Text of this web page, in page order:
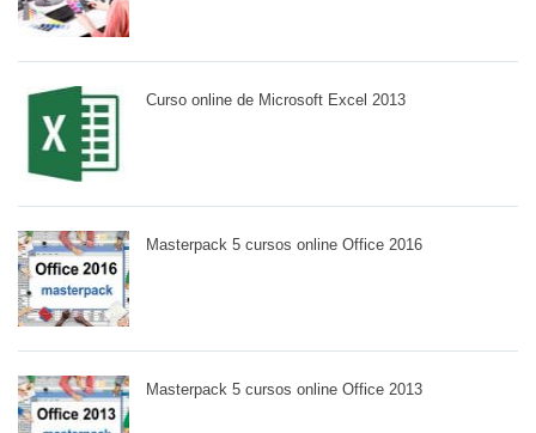
Curso online de Microsoft Excel 2013
Masterpack 5 cursos online Office 2016
Masterpack 5 cursos online Office 2013